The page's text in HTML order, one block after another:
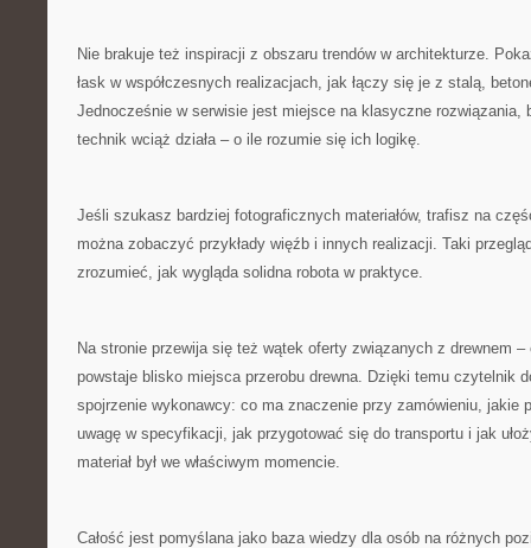
Nie brakuje też inspiracji z obszaru trendów w architekturze.
łask w współczesnych realizacjach, jak łączy się je z stalą,
Jednocześnie w serwisie jest miejsce na klasyczne rozwiązania,
technik wciąż działa – o ile rozumie się ich logikę.
Jeśli szukasz bardziej fotograficznych materiałów, trafisz na
można zobaczyć przykłady więźb i innych realizacji. Taki
zrozumieć, jak wygląda solidna robota w praktyce.
Na stronie przewija się też wątek oferty związanych z drewnem
powstaje blisko miejsca przerobu drewna. Dzięki temu czytelnik
spojrzenie wykonawcy: co ma znaczenie przy zamówieniu, jakie
uwagę w specyfikacji, jak przygotować się do transportu i jak
materiał był we właściwym momencie.
Całość jest pomyślana jako baza wiedzy dla osób na różnych